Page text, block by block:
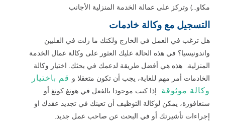
مكاو...) وتركز على عمالة الخدمة المنزلية الأجانب
التسجيل مع وكالة خادمات
هل ترغب في العمل في الخارج ولكنك ما زلت في الفلبين
واندونيسيا؟ في هذه الحالة عليك العثور على وكالة عمال الخدمة
المنزلية. هذه هي أفضل طريقة لدعمك في بحثك. اختيار وكالة
الخادمات أمر مهم للغاية، يجب أن تكون متعقلا و قم باختيار
وكالة موثوقة. إذا كنت موجودا بالفعل في هونغ كونغ أو
سنغافورة، يمكن لوكالة التوظيف أن تعينك في تجديد عقدك او
إجراءات تأشيرتك أو في البحث عن صاحب عمل جديد.